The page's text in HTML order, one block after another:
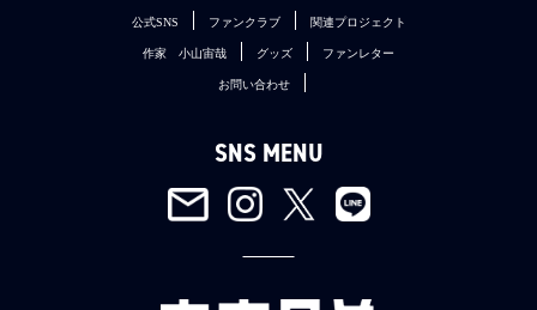
公式SNS ファンクラブ 関連プロジェクト
作家 小山宙哉 グッズ ファンレター
お問い合わせ
SNS MENU